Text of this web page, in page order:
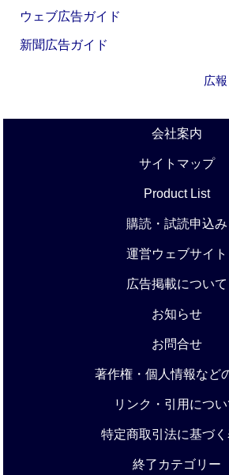
ウェブ広告ガイド
新聞広告ガイド
広
会社案内
サイトマップ
Product List
購読・試読申込み
運営ウェブサイト
広告掲載について
お知らせ
お問合せ
著作権・個人情報など
リンク・引用につい
特定商取引法に基づ
終了カテゴリー